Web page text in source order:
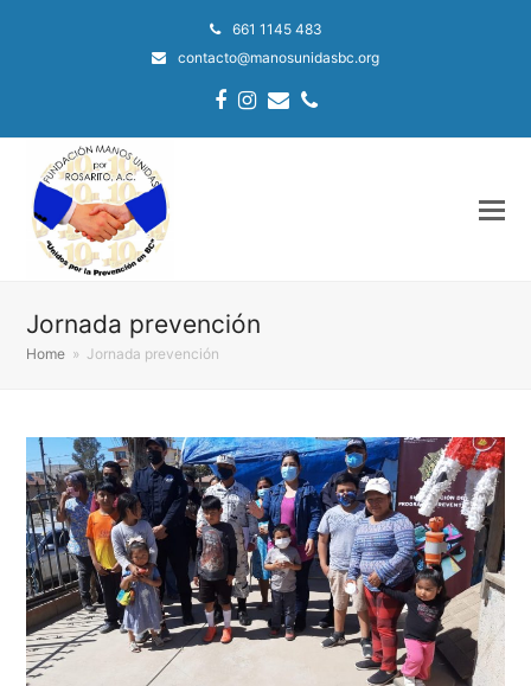
661 1145 483
contacto@manosunidasbc.org
Facebook
Instagram
EmailPhone
Jornada prevención
Home » Jornada prevención